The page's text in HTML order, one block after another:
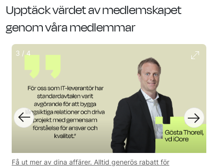
Upptäck värdet av medlemskapet
genom våra medlemmar
Läs intervjun med Kristofer von Beetzen, Chief Product
4 / 4